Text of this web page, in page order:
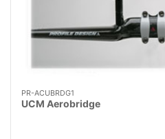
PR-ACUBRDG1
UCM Aerobridge